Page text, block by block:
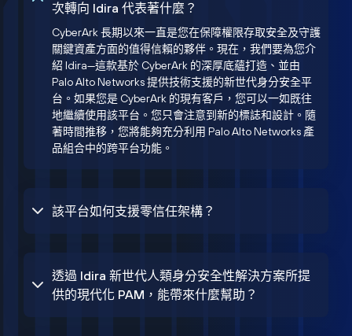
次轉向 Idira 代表著什麼？
CyberArk 長期以來一直是您在保障權限存取安全及守護
關鍵資產方面的值得信賴的夥伴。現在，我們要為您介
紹 Idira—這款基於 CyberArk 的深厚底蘊打造、並由
Palo Alto Networks 提供技術支援的新世代身分安全平
台。如果您是 CyberArk 的現有客戶，您可以一如既往
地繼續使用該平台。您只會注意到新的標誌和設計。隨
著時間推移，您將能夠充分利用 Palo Alto Networks 產
品組合中的跨平台功能。
該平台如何支援零信任架構？
透過 Idira 新世代人類身分安全性解決方案所提
供的現代化 PAM，能帶來什麼幫助？